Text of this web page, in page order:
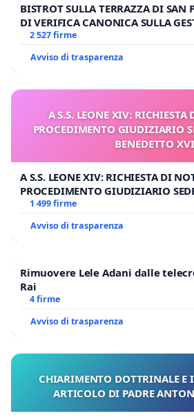
BISTROT SULLA TERRAZZA DI SAN
DI VERIFICA CANONICA SULLA
GAMBETTI
2 527 firme
Avviso di trasparenza
A S.S. LEONE XIV: RICHIESTA
PROCEDIMENTO GIUDIZIARIO
BENEDETTO XVI
A S.S. LEONE XIV: RICHIESTA DI
PROCEDIMENTO GIUDIZIARIO
BENEDETTO XVI
1 499 firme
Avviso di trasparenza
Rimuovere Lele Adani dalle
Rai
4 firme
Avviso di trasparenza
CHIARIMENTO DOTTRINALE E
ARTICOLO DI PADRE